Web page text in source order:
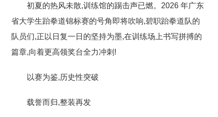
初夏的热风未散,训练馆的踢击声已燃。2026 年广东
省大学生跆拳道锦标赛的号角即将吹响,碧职跆拳道队的
队员们,正以日复一日的坚持为墨,在训练场上书写拼搏的
篇章,向着更高领奖台全力冲刺!
以赛为鉴,历史性突破
载誉而归,整装再发